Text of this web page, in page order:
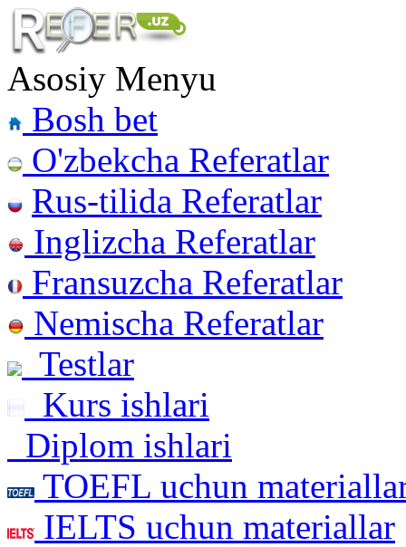
Asosiy Menyu
Bosh bet
O'zbekcha Referatlar
Rus-tilida Referatlar
Inglizcha Referatlar
Fransuzcha Referatlar
Nemischa Referatlar
Testlar
Kurs ishlari
Diplom ishlari
TOEFL uchun
IELTS uchun materiallar